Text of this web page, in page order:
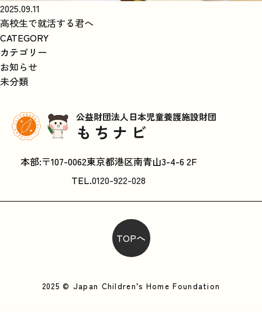
2025.09.11
高校生で就活する君へ
CATEGORY
カテゴリー
お知らせ
未分類
公益財団法人日本児童養護施設財団
もちナビ
本部:〒107-0062東京都港区南青山3-4-6 2F
TEL.0120-922-028
TOPへ
2025 © Japan Children’s Home Foundation